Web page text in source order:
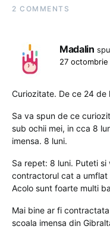
2 COMMENTS
Madalin
27
Curiozitate. De ce 24 de
Sa va spun de ce
sub ochii mei, in cca 8
imensa. 8 luni.
Sa repet: 8 luni. Puteti
contractorul cat a
Acolo sunt foarte multi
Mai bine ar fi
scoala imensa din